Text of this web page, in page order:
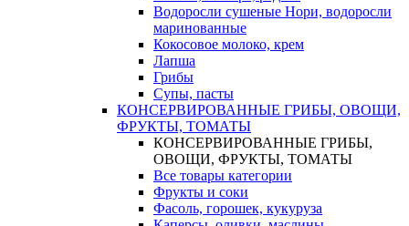
Водоросли сушеные Нори, водоросли
маринованные
Кокосовое молоко, крем
Лапша
Грибы
Супы, пасты
КОНСЕРВИРОВАННЫЕ ГРИБЫ, ОВОЩИ,
ФРУКТЫ, ТОМАТЫ
КОНСЕРВИРОВАННЫЕ ГРИБЫ,
ОВОЩИ, ФРУКТЫ, ТОМАТЫ
Все товары категории
Фрукты и соки
Фасоль, горошек, кукуруза